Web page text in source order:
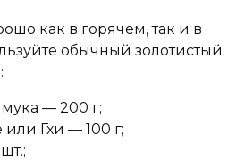
как в горячем, так и в
обычный золотистый
— 200 г;
Гхи — 100 г;